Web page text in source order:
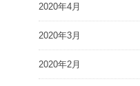
2020年4月
2020年3月
2020年2月